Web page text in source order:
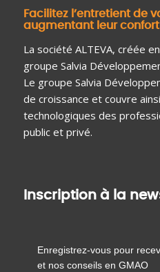
Facilitez l’entretient de
augmentant leur confort
La société ALTEVA, créée
groupe Salvia
Le groupe Salvia
de croissance et couvre
technologiques des
public et privé.
Inscription à la
Enregistrez-vous pour
et nos conseils en GMAO